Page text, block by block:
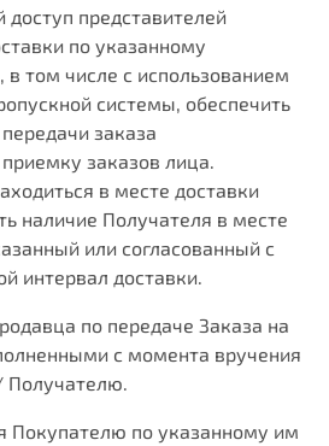
доступ представителей
по указанному
том числе с использованием
системы, обеспечить
заказа
заказов лица.
в месте доставки
наличие Получателя в месте
или согласованный с
интервал доставки.
по передаче Заказа на
с момента вручения
Получателю.
Покупателю по указанному им